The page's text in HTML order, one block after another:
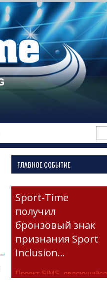
ГЛАВНОЕ СОБЫТИЕ
Sport-Time
получил
бронзовый знак
признания Sport
Inclusion…
Проект SIMS, являющийся